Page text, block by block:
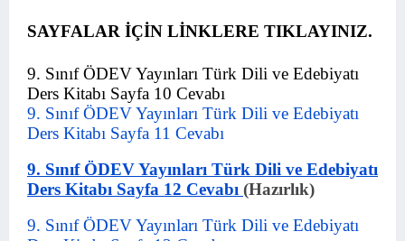
SAYFALAR İÇİN LİNKLERE TIKLAYINIZ.
9. Sınıf ÖDEV Yayınları Türk Dili ve Edebiyatı
Ders Kitabı Sayfa 10 Cevabı
9. Sınıf ÖDEV Yayınları Türk Dili ve Edebiyatı
Ders Kitabı Sayfa 11 Cevabı
9. Sınıf ÖDEV Yayınları Türk Dili ve Edebiyatı
Ders Kitabı Sayfa 12 Cevabı (Hazırlık)
9. Sınıf ÖDEV Yayınları Türk Dili ve Edebiyatı